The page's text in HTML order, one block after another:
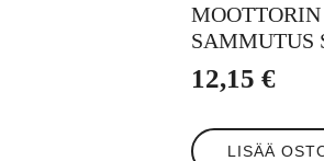
MOOTTORIN
SAMMUTUS
12,15 €
LISÄÄ